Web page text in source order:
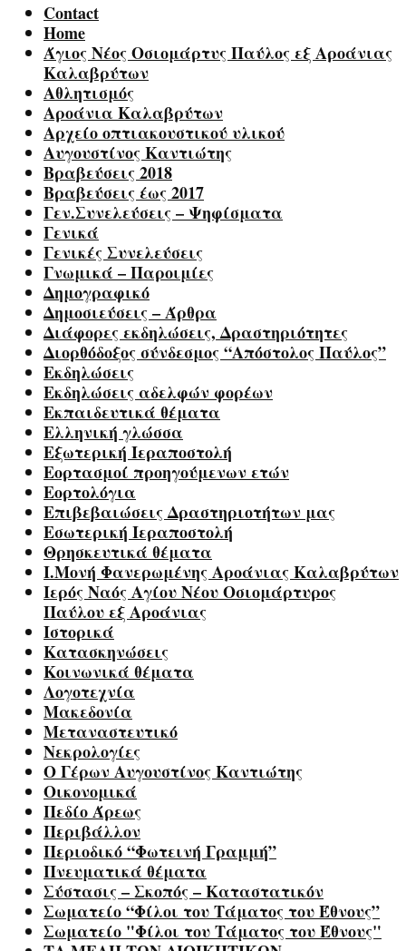
Contact
Home
Άγιος Νέος Οσιομάρτυς Παύλος εξ Αροάνιας
Καλαβρύτων
Αθλητισμός
Αροάνια Καλαβρύτων
Αρχείο οπτιακουστικού υλικού
Αυγουστίνος Καντιώτης
Βραβεύσεις 2018
Βραβεύσεις έως 2017
Γεν.Συνελεύσεις – Ψηφίσματα
Γενικά
Γενικές Συνελεύσεις
Γνωμικά – Παροιμίες
Δημογραφικό
Δημοσιεύσεις – Άρθρα
Διάφορες εκδηλώσεις, Δραστηριότητες
Διορθόδοξος σύνδεσμος “Απόστολος Παύλος”
Εκδηλώσεις
Εκδηλώσεις αδελφών φορέων
Εκπαιδευτικά θέματα
Ελληνική γλώσσα
Εξωτερική Ιεραποστολή
Εορτασμοί προηγούμενων ετών
Εορτολόγια
Επιβεβαιώσεις Δραστηριοτήτων μας
Εσωτερική Ιεραποστολή
Θρησκευτικά θέματα
Ι.Μονή Φανερωμένης Αροάνιας Καλαβρύτων
Ιερός Ναός Αγίου Νέου Οσιομάρτυρος
Παύλου εξ Αροάνιας
Ιστορικά
Κατασκηνώσεις
Κοινωνικά θέματα
Λογοτεχνία
Μακεδονία
Μεταναστευτικό
Νεκρολογίες
Ο Γέρων Αυγουστίνος Καντιώτης
Οικονομικά
Πεδίο Άρεως
Περιβάλλον
Περιοδικό “Φωτεινή Γραμμή”
Πνευματικά θέματα
Σύστασις – Σκοπός – Καταστατικόν
Σωματείο “Φίλοι του Τάματος του Έθνους”
Σωματείο "Φίλοι του Τάματος του Έθνους"